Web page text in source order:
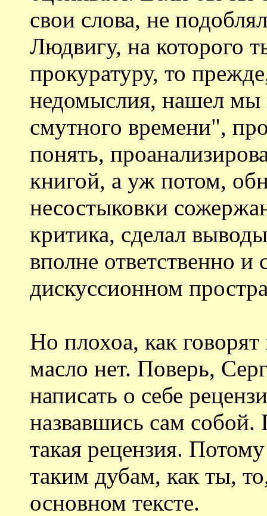
свои слова, не
Людвигу, на которого
прокуратуру, то
недомыслия, нашел мы
смутного времени",
понять,
книгой, а уж потом,
несостыковки
критика, сделал
вполне ответственно
дискуссионном
Но плохоа, как говорят
масло нет. Поверь,
написать о себе
назвавшись сам собой.
такая рецензия.
таким дубам, как ты,
основном тексте.